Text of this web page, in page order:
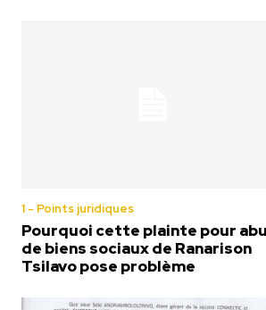
1 - Points juridiques
Pourquoi cette plainte pour
de biens sociaux de Ranarison
Tsilavo pose problème